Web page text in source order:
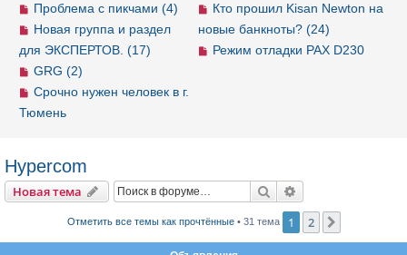
Кто прошил Kisan Newton на
новые банкноты? (24)
Режим отладки PAX D230
Проблема с пикчами (4)
Новая группа и раздел
для ЭКСПЕРТОВ. (17)
GRG (2)
Срочно нужен человек в г.
Тюмень
Hypercom
Новая тема
Новаятема Поиск
Отметить все темы как прочтённые• 31 тема 1 2